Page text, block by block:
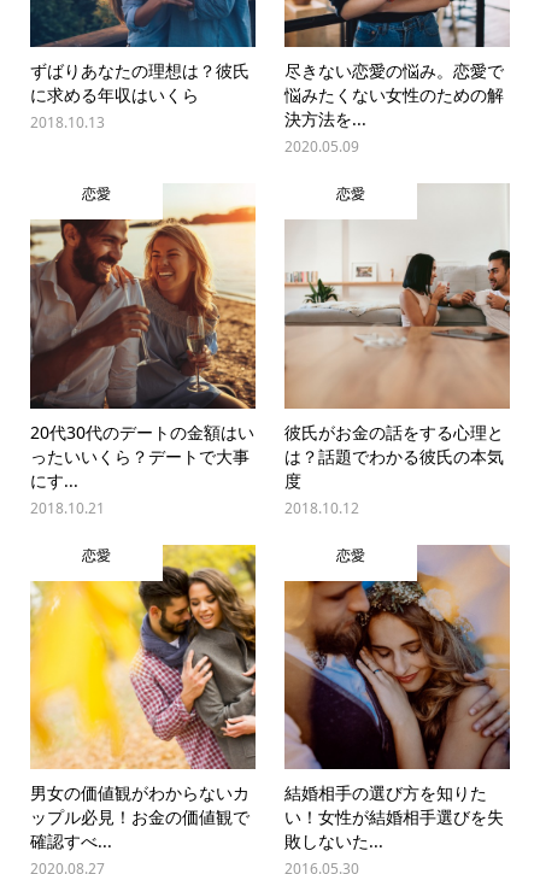
ずばりあなたの理想は？彼氏
に求める年収はいくら
2018.10.13
尽きない恋愛の悩み。恋愛で
悩みたくない女性のための解
決方法を...
2020.05.09
恋愛
20代30代のデートの金額はい
ったいいくら？デートで大事
にす...
2018.10.21
恋愛
彼氏がお金の話をする心理と
は？話題でわかる彼氏の本気
度
2018.10.12
恋愛
男女の価値観がわからないカ
ップル必見！お金の価値観で
確認すべ...
2020.08.27
恋愛
結婚相手の選び方を知りた
い！女性が結婚相手選びを失
敗しないた...
2016.05.30